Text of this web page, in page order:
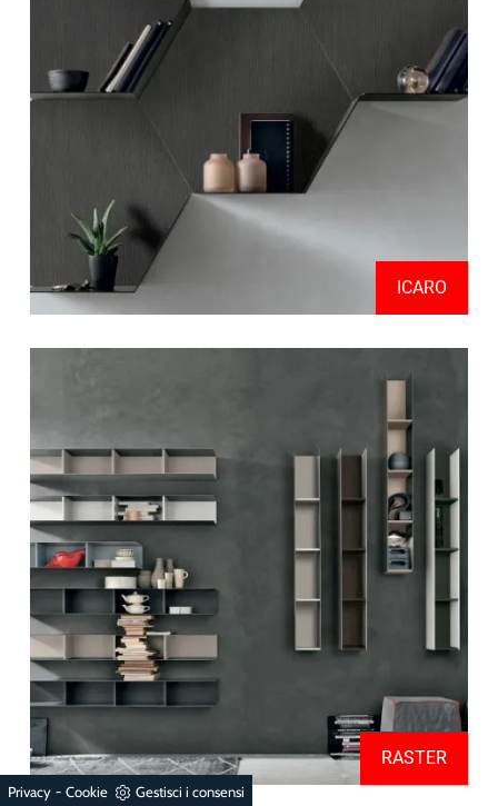
ICARO
RASTER
Privacy - Cookie Gestisci i consensi